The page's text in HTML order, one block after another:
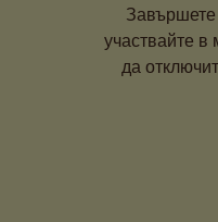
участвайте в
да